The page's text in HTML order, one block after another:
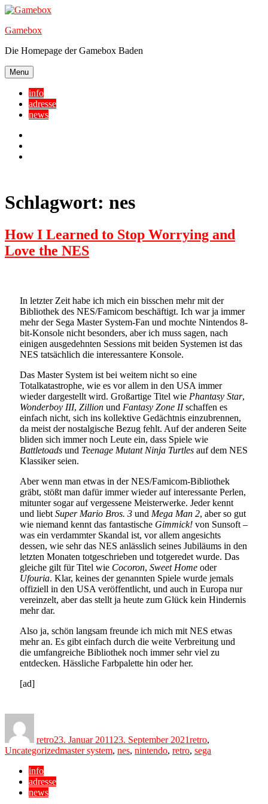
Skip
content
Gamebox
Die Homepage der Gamebox Baden
Menu
info
adresse
news
Schlagwort: nes
How I Learned to Stop Worrying and
Love the NES
In letzter Zeit habe ich mich ein bisschen mehr mit der
Bibliothek des NES/Famicom beschäftigt. Ich war ja immer
mehr der Sega Master System-Fan und mochte Nintendos 8-
bit-Konsole nicht besonders, aber ich muss sagen, nach
einigen ausgedehnten Sessions mit beiden Systemen ist das
NES tatsächlich die interessantere Konsole.
Das Master System ist bei weitem nicht so eine
Totalkatastrophe, wie es vor allem in den USA immer
wieder dargestellt wird. Großartige Titel wie Phantasy Star,
Wonderboy III, Zillion und Fantasy Zone IIschaffen es
einfach nicht, sich ins kollektive Gedächtnis einzubrennen,
da meist der nostalgische Bezug fehlt. Auf der anderen Seite
bliden sich immer noch Leute ein, dass Spiele wie
Battletoads und Teenage Mutant Ninja Turtles auf dem NES
Klassiker seien.
Aber wenn man etwas in der NES/Famicom-Bibliothek
gräbt, stößt man dafür immer wieder auf interessante Perlen,
mitunter sogar auf vergessene Meisterwerke. Jeder kennt
und liebt Super Mario Bros. 3 und Mega Man 2, aber so gut
wie niemand kennt das fantastische Gimmick! von Sunsoft –
was ein verdammter Skandal ist, vor allem angesichts
dessen, wie sehr das NES anlässlich seines Jubiläums in den
letzten Monaten totgeschrieben und totgeredet wurde. Das
gleiche gilt für Titel wie Cocoron, Sweet Home oder
Ufouria. Klar, keines der genannten Spiele wurde jemals
offiziell in den USA veröffentlicht, und auch in Europa nur
vereinzelt, aber das stellt ja heute zum Glück kein Hindernis
mehr dar.
Also ja, schön langsam freunde ich mich mit NES etwas
mehr an. Es gibt einfach durch die weite Verbreitung und
die umfangreiche Bibliothek noch immer sehr viel zu
entdecken. Hässliche Farbpalette hin oder her.
[ad]
retro23. Januar 2011 23. September 2021retro,
UncategorizedTags
master system, nes, nintendo, retro, sega
info
adresse
news